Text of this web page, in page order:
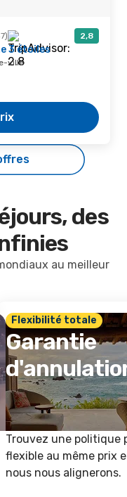
2,8
3 étoiles
ville
des
au meilleur
Flexibilité totale
Garantie
Trouvez une politique
flexible au même prix
nous nous alignerons.